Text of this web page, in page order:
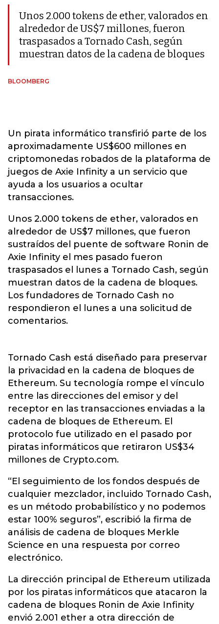
Unos 2.000 tokens de ether, valorados en
alrededor de US$7 millones, fueron
traspasados a Tornado Cash, según
muestran datos de la cadena de bloques
BLOOMBERG
Un pirata informático transfirió parte de los
aproximadamente US$600 millones en
criptomonedas robados de la plataforma de
juegos de Axie Infinity a un servicio que
ayuda a los usuarios a ocultar
transacciones.
Unos 2.000 tokens de ether, valorados en
alrededor de US$7 millones, que fueron
sustraídos del puente de software Ronin de
Axie Infinity el mes pasado fueron
traspasados el lunes a Tornado Cash, según
muestran datos de la cadena de bloques.
Los fundadores de Tornado Cash no
respondieron el lunes a una solicitud de
comentarios.
Tornado Cash está diseñado para preservar
la privacidad en la cadena de bloques de
Ethereum. Su tecnología rompe el vínculo
entre las direcciones del emisor y del
receptor en las transacciones enviadas a la
cadena de bloques de Ethereum. El
protocolo fue utilizado en el pasado por
piratas informáticos que retiraron US$34
millones de Crypto.com.
“El seguimiento de los fondos después de
cualquier mezclador, incluido Tornado Cash,
es un método probabilístico y no podemos
estar 100% seguros”, escribió la firma de
análisis de cadena de bloques Merkle
Science en una respuesta por correo
electrónico.
La dirección principal de Ethereum utilizada
por los piratas informáticos que atacaron la
cadena de bloques Ronin de Axie Infinity
envió 2.001 ether a otra dirección de